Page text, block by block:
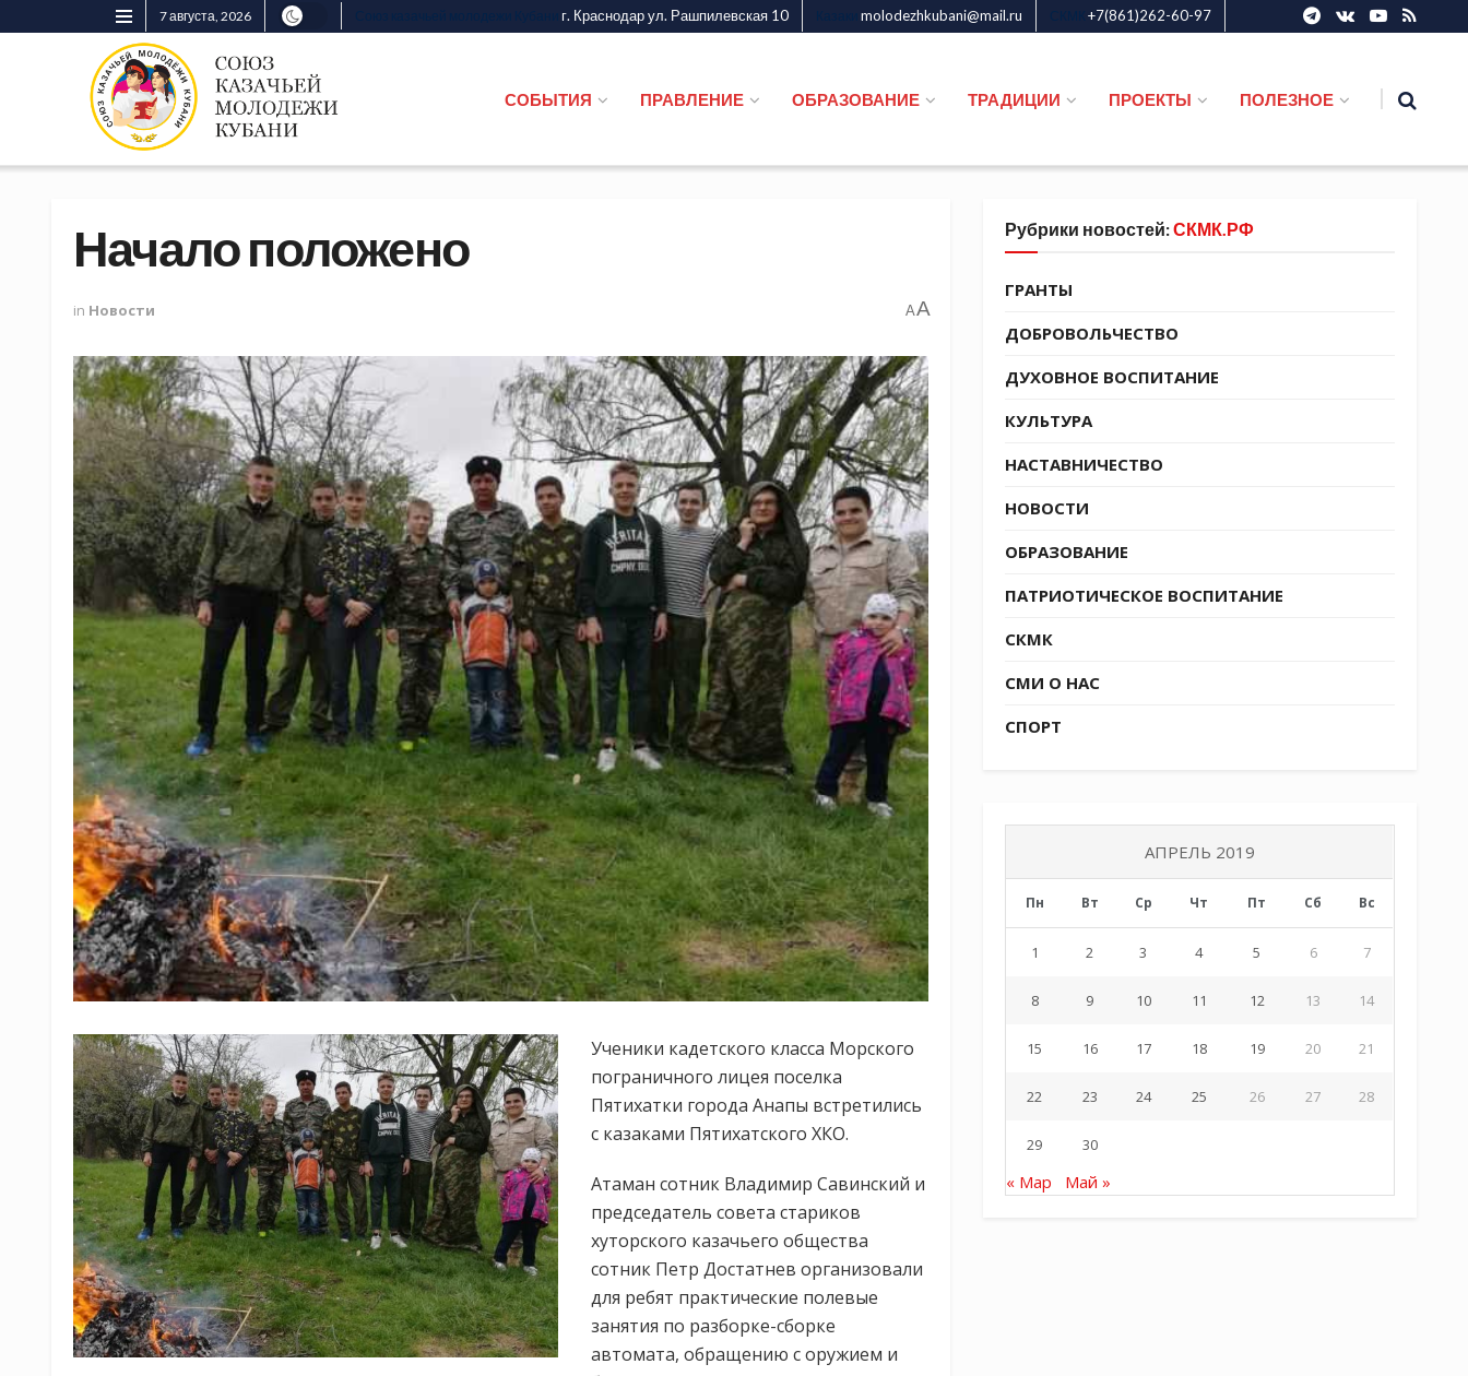
7 августа, 2026 г. Краснодар ул. Рашпилевская 10 molodezhkubani@mail.ru +7(861)262-60-97
СОБЫТИЯ ПРАВЛЕНИЕ ОБРАЗОВАНИЕ ТРАДИЦИИ ПРОЕКТЫ ПОЛЕЗНОЕ
Начало положено
in Новости AA
Ученики кадетского класса Морского
пограничного лицея поселка
Пятихатки города Анапы встретились
с казаками Пятихатского ХКО.
Атаман сотник Владимир Савинский и
председатель совета стариков
хуторского казачьего общества
сотник Петр Достатнев организовали
для ребят практические полевые
занятия по разборке-сборке
автомата, обращению с оружием и
Рубрики новостей:СКМК.РФ
ГРАНТЫ
ДОБРОВОЛЬЧЕСТВО
ДУХОВНОЕ ВОСПИТАНИЕ
КУЛЬТУРА
НАСТАВНИЧЕСТВО
НОВОСТИ
ОБРАЗОВАНИЕ
ПАТРИОТИЧЕСКОЕ ВОСПИТАНИЕ
СКМК
СМИ О НАС
СПОРТ
АПРЕЛЬ 2019
Пн Вт Ср Чт Пт Сб Вс
1 2 3 4 5 6 7
8 9 10 11 12 13 14
15 16 17 18 19 20 21
22 23 24 25 26 27 28
29 30
« Мар Май »